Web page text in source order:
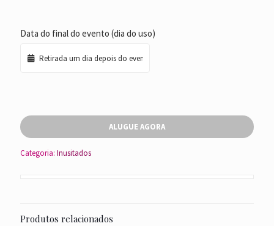
Data do final do evento (dia do uso)
ALUGUE AGORA
Categoria: Inusitados
Produtos relacionados